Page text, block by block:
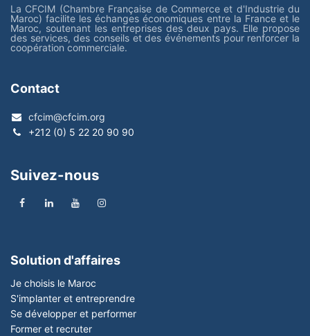
La CFCIM (Chambre Française de Commerce et d'Industrie du
Maroc) facilite les échanges économiques entre la France et le
Maroc, soutenant les entreprises des deux pays. Elle propose
des services, des conseils et des événements pour renforcer la
coopération commerciale.
Contact
cfcim@cfcim.org
+212 (0) 5 22 20 90 90
Suivez-nous
Solution d'affaires
Je choisis le Maroc
S'implanter et entreprendre
Se développer et performer
Former et recruter